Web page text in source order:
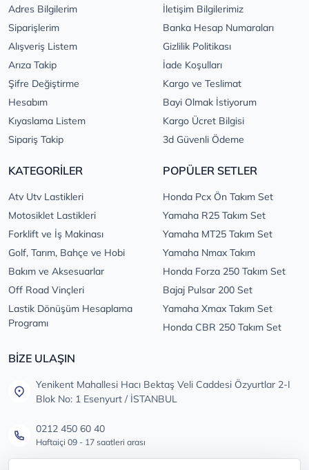
Adres Bilgilerim
Siparişlerim
Alışveriş Listem
Arıza Takip
Şifre Değiştirme
Hesabım
Kıyaslama Listem
Sipariş Takip
İletişim Bilgilerimiz
Banka Hesap Numaraları
Gizlilik Politikası
İade Koşulları
Kargo ve Teslimat
Bayi Olmak İstiyorum
Kargo Ücret Bilgisi
3d Güvenli Ödeme
KATEGORİLER
Atv Utv Lastikleri
Motosiklet Lastikleri
Forklift ve İş Makinası
Golf, Tarım, Bahçe ve Hobi
Bakım ve Aksesuarlar
Off Road Vinçleri
Lastik Dönüşüm Hesaplama
Programı
POPÜLER SETLER
Honda Pcx Ön Takım Set
Yamaha R25 Takım Set
Yamaha MT25 Takım Set
Yamaha Nmax Takım
Honda Forza 250 Takım Set
Bajaj Pulsar 200 Set
Yamaha Xmax Takım Set
Honda CBR 250 Takım Set
BİZE ULAŞIN
Yenikent Mahallesi Hacı Bektaş Veli Caddesi Özyurtlar 2-I
Blok No: 1 Esenyurt / İSTANBUL
0212 450 60 40
Haftaiçi 09 - 17 saatleri arası